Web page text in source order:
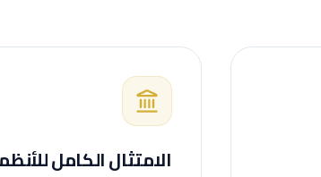
الامتثال الكامل